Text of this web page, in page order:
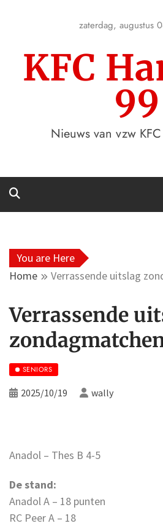
zaterdag, augustus
KFC
99
Nieuws van vzw
You are Here
Home
Verrassende uitslag
Verrassende
SENIORS
2025/10/19 wally
Anadol – Thes B 4-5
De stand:
Anadol A – 18 punten
RC Peer A – 18